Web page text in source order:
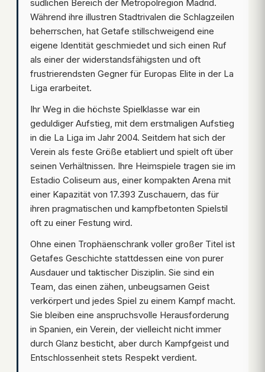
südlichen Bereich der Metropolregion Madrid.
Während ihre illustren Stadtrivalen die Schlagzeilen
beherrschen, hat Getafe stillschweigend eine
eigene Identität geschmiedet und sich einen Ruf
als einer der widerstandsfähigsten und oft
frustrierendsten Gegner für Europas Elite in der La
Liga erarbeitet.
Ihr Weg in die höchste Spielklasse war ein
geduldiger Aufstieg, mit dem erstmaligen Aufstieg
in die La Liga im Jahr 2004. Seitdem hat sich der
Verein als feste Größe etabliert und spielt oft über
seinen Verhältnissen. Ihre Heimspiele tragen sie im
Estadio Coliseum aus, einer kompakten Arena mit
einer Kapazität von 17.393 Zuschauern, das für
ihren pragmatischen und kampfbetonten Spielstil
oft zu einer Festung wird.
Ohne einen Trophäenschrank voller großer Titel ist
Getafes Geschichte stattdessen eine von purer
Ausdauer und taktischer Disziplin. Sie sind ein
Team, das einen zähen, unbeugsamen Geist
verkörpert und jedes Spiel zu einem Kampf macht.
Sie bleiben eine anspruchsvolle Herausforderung
in Spanien, ein Verein, der vielleicht nicht immer
durch Glanz besticht, aber durch Kampfgeist und
Entschlossenheit stets Respekt verdient.